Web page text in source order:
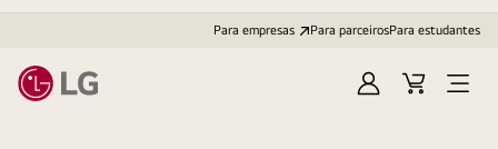
Para empresas Para parceirosPara estudantes
EntrarCarrinhoOpen